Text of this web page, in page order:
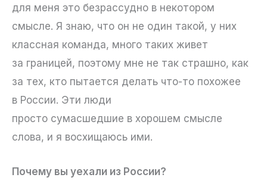
для меня это безрассудно в некотором
смысле. Я знаю, что он не один такой, у них
классная команда, много таких живет
за границей, поэтому мне не так страшно, как
за тех, кто пытается делать что-то похожее
в России. Эти люди
просто сумасшедшие в хорошем смысле
слова, и я восхищаюсь ими.
Почему вы уехали из России?